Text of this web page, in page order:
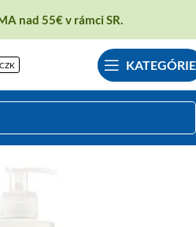
nad 55€ v rámci SR.
CZK KATEGÓRIE